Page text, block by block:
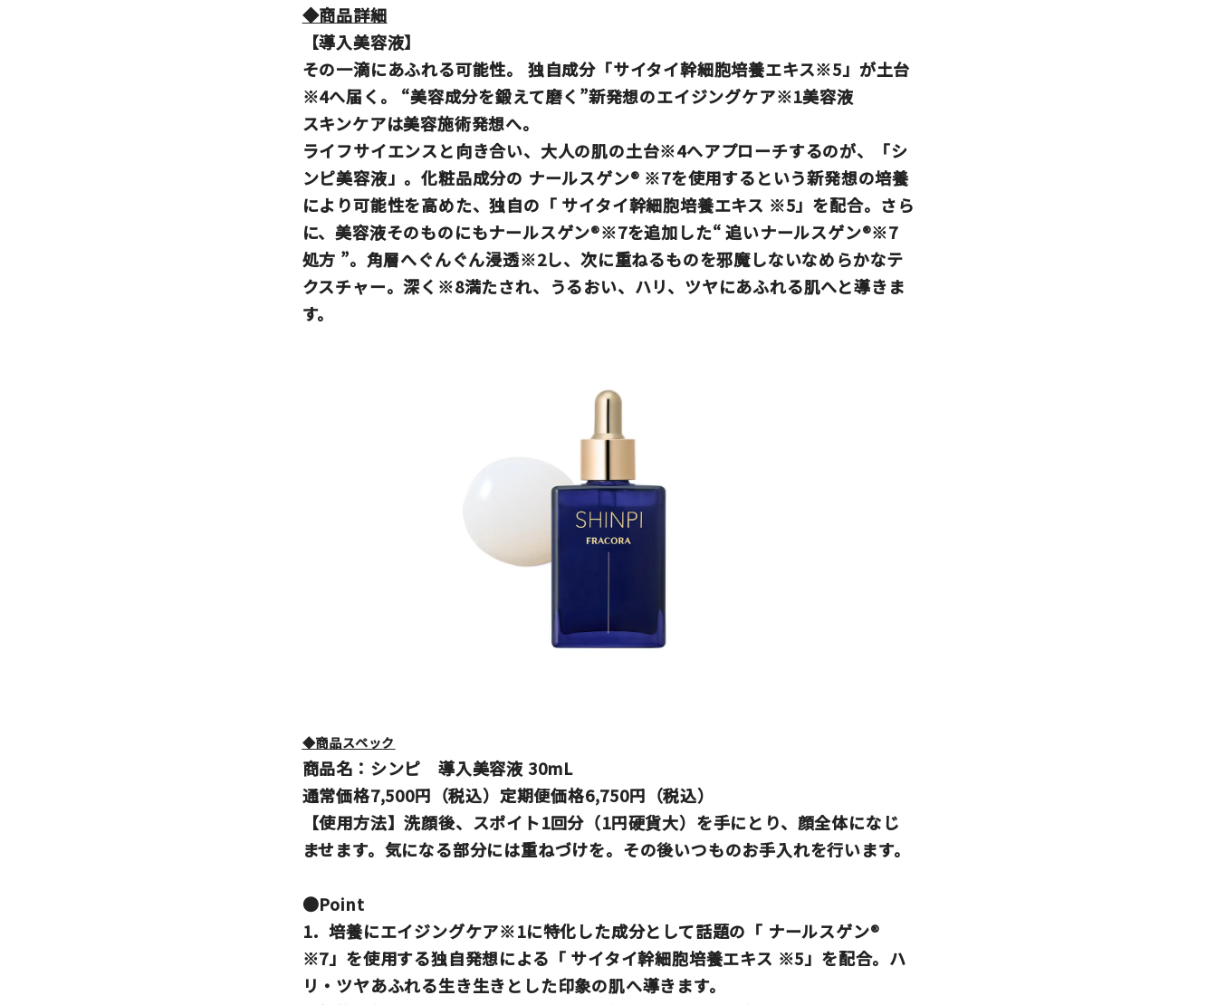
◆商品詳細
【導入美容液】
その一滴にあふれる可能性。 独自成分「サイタイ幹細胞培養エキス※5」が土台
※4へ届く。 “美容成分を鍛えて磨く”新発想のエイジングケア※1美容液
スキンケアは美容施術発想へ。
ライフサイエンスと向き合い、大人の肌の土台※4へアプローチするのが、「シ
ンピ美容液」。化粧品成分の ナールスゲン® ※7を使用するという新発想の培養
により可能性を高めた、独自の「 サイタイ幹細胞培養エキス ※5」を配合。さら
に、美容液そのものにもナールスゲン®※7を追加した“追いナールスゲン®※7
処方 ”。角層へぐんぐん浸透※2し、次に重ねるものを邪魔しないなめらかなテ
クスチャー。深く※8満たされ、うるおい、ハリ、ツヤにあふれる肌へと導きま
す。
◆商品スペック
商品名：シンピ 導入美容液 30mL
通常価格7,500円（税込）定期便価格6,750円（税込）
【使用方法】洗顔後、スポイト1回分（1円硬貨大）を手にとり、顔全体になじ
ませます。気になる部分には重ねづけを。その後いつものお手入れを行います。
●Point
1．培養にエイジングケア※1に特化した成分として話題の 「 ナールスゲン®
※7」 を使用する独自発想による「 サイタイ幹細胞培養エキス ※5」 を配合。ハ
リ・ツヤあふれる生き生きとした印象の肌へ導きます。